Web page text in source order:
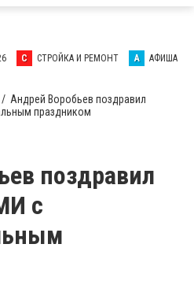
С СТРОЙКА И РЕМОНТ А АФИША
Андрей Воробьев поздравил
праздником
поздравил
с